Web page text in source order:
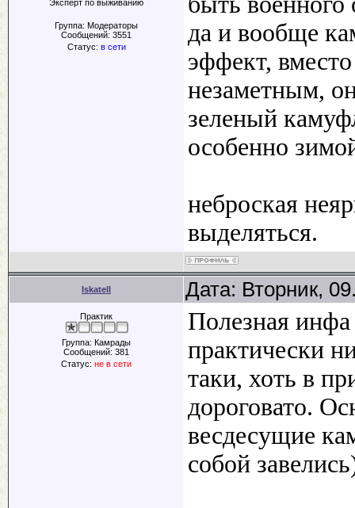
Эксперт по выживанию
Группа: Модераторы
Сообщений: 3551
Статус: в сети
да и вообще
эффект,
незаметным,
зеленый
особенно
неброская
выделяться.
IskatelI Дата: Вторник,
Практик
Группа: Камрады
Сообщений: 381
Статус: не в сети
Полезная
практически
таки, хоть в
дороговато.
весдесущие
собой